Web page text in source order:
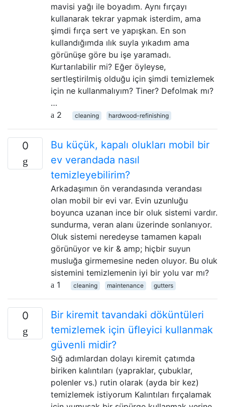
mavisi yağı ile boyadım. Aynı fırçayı
kullanarak tekrar yapmak isterdim, ama
şimdi fırça sert ve yapışkan. En son
kullandığımda ılık suyla yıkadım ama
görünüşe göre bu işe yaramadı.
Kurtarılabilir mi? Eğer öyleyse,
sertleştirilmiş olduğu için şimdi temizlemek
için ne kullanmalıyım? Tiner? Defolmak mı?
…
2
cleaning hardwood-refinishing
0
Bu küçük, kapalı olukları mobil bir
ev verandada nasıl
temizleyebilirim?
Arkadaşımın ön verandasında verandası
olan mobil bir evi var. Evin uzunluğu
boyunca uzanan ince bir oluk sistemi vardır.
sundurma, veran alanı üzerinde sonlanıyor.
Oluk sistemi neredeyse tamamen kapalı
görünüyor ve kir & amp; hiçbir suyun
musluğa girmemesine neden oluyor. Bu oluk
sistemini temizlemenin iyi bir yolu var mı?
1
cleaning maintenance gutters
0
Bir kiremit tavandaki döküntüleri
temizlemek için üfleyici kullanmak
güvenli midir?
Sığ adımlardan dolayı kiremit çatımda
biriken kalıntıları (yapraklar, çubuklar,
polenler vs.) rutin olarak (ayda bir kez)
temizlemek istiyorum Kalıntıları fırçalamak